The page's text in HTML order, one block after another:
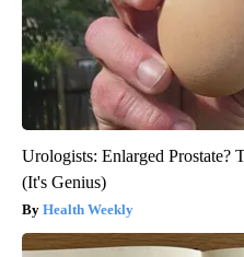
Urologists: Enlarged Prostate?
(It's Genius)
Health Weekly